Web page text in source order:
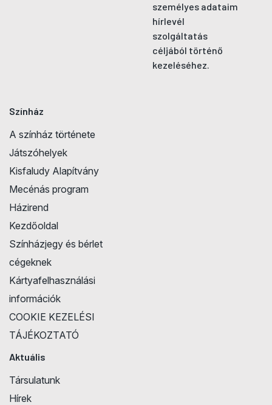
személyes adataim
hírlevél
szolgáltatás
céljából történő
kezeléséhez.
Színház
A színház története
Játszóhelyek
Kisfaludy Alapítvány
Mecénás program
Házirend
Kezdőoldal
Színházjegy és bérlet
cégeknek
Kártyafelhasználási
információk
COOKIE KEZELÉSI
TÁJÉKOZTATÓ
Aktuális
Társulatunk
Hírek